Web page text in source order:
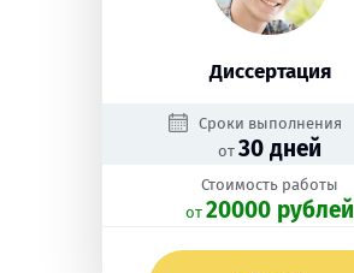
Диссертация
Сроки выполнения
от 30 дней
Стоимость работы
oт 20000 рублей